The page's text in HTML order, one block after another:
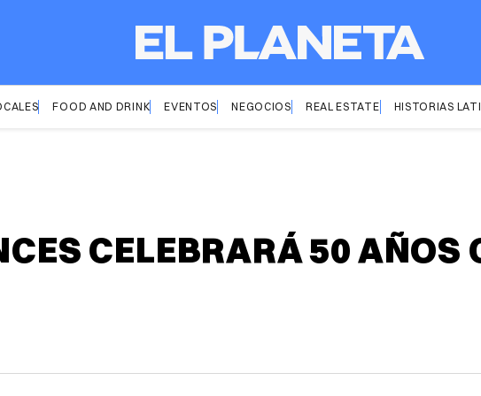
FOOD AND DRINK EVENTOS NEGOCIOS REAL ESTATE HISTORIAS
CELEBRARÁ 50 AÑOS